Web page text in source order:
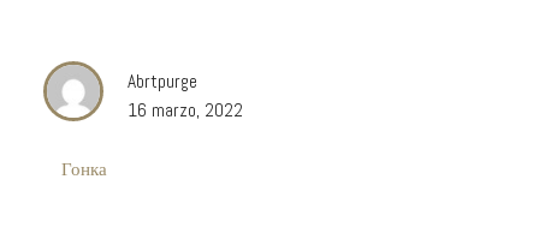
Abrtpurge
16 marzo, 2022
Гонка